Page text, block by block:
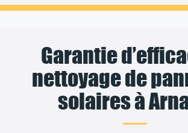
Garantie
nettoyage de
solaires à